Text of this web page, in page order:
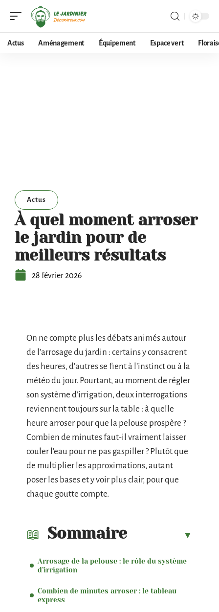
Actus Aménagement Équipement Espace vert
Actus
À quel moment arroser
le jardin pour de
meilleurs résultats
28 février 2026
On ne compte plus les débats animés autour
de l’arrosage du jardin : certains y consacrent
des heures, d’autres se fient à l’instinct ou à la
météo du jour. Pourtant, au moment de régler
son système d’irrigation, deux interrogations
reviennent toujours sur la table : à quelle
heure arroser pour que la pelouse prospère ?
Combien de minutes faut-il vraiment laisser
couler l’eau pour ne pas gaspiller ? Plutôt que
de multiplier les approximations, autant
poser les bases et y voir plus clair, pour que
chaque goutte compte.
Sommaire
Arrosage de la pelouse : le rôle du système
d’irrigation
Combien de minutes arroser : le tableau
express